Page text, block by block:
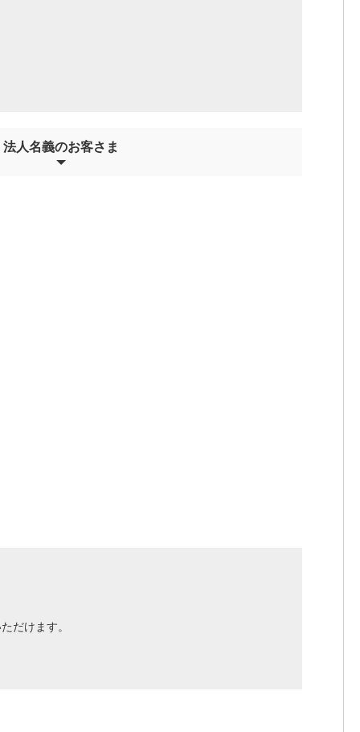
法人名義のお客さま
だけます。